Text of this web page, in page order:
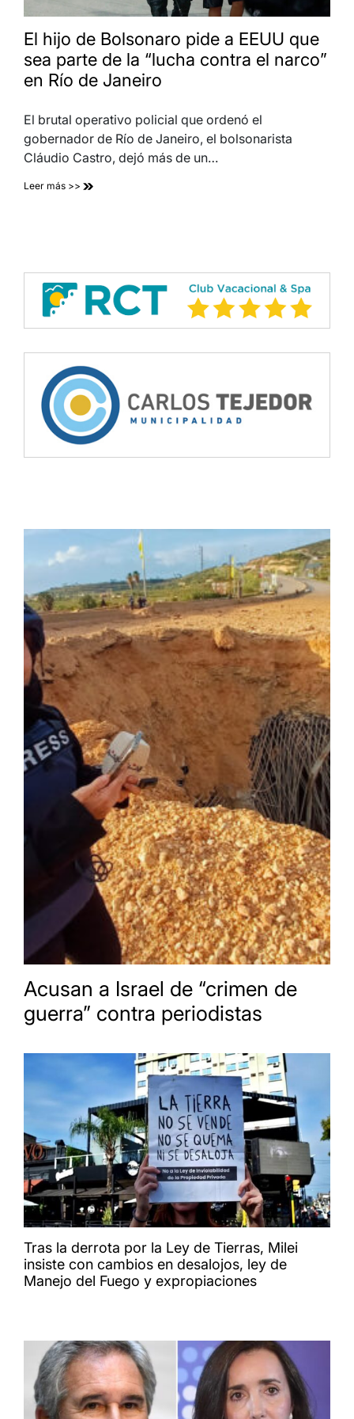
El hijo de Bolsonaro pide a EEUU que
sea parte de la “lucha contra el narco”
en Río de Janeiro
El brutal operativo policial que ordenó el
gobernador de Río de Janeiro, el bolsonarista
Cláudio Castro, dejó más de un…
Leer más >>
Acusan a Israel de “crimen de
guerra” contra periodistas
Tras la derrota por la Ley de Tierras, Milei
insiste con cambios en desalojos, ley de
Manejo del Fuego y expropiaciones